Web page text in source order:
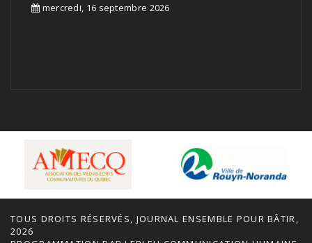
mercredi, 16 septembre 2026
TOUS DROITS RÉSERVÉS, JOURNAL ENSEMBLE POUR BÂTIR,
2026